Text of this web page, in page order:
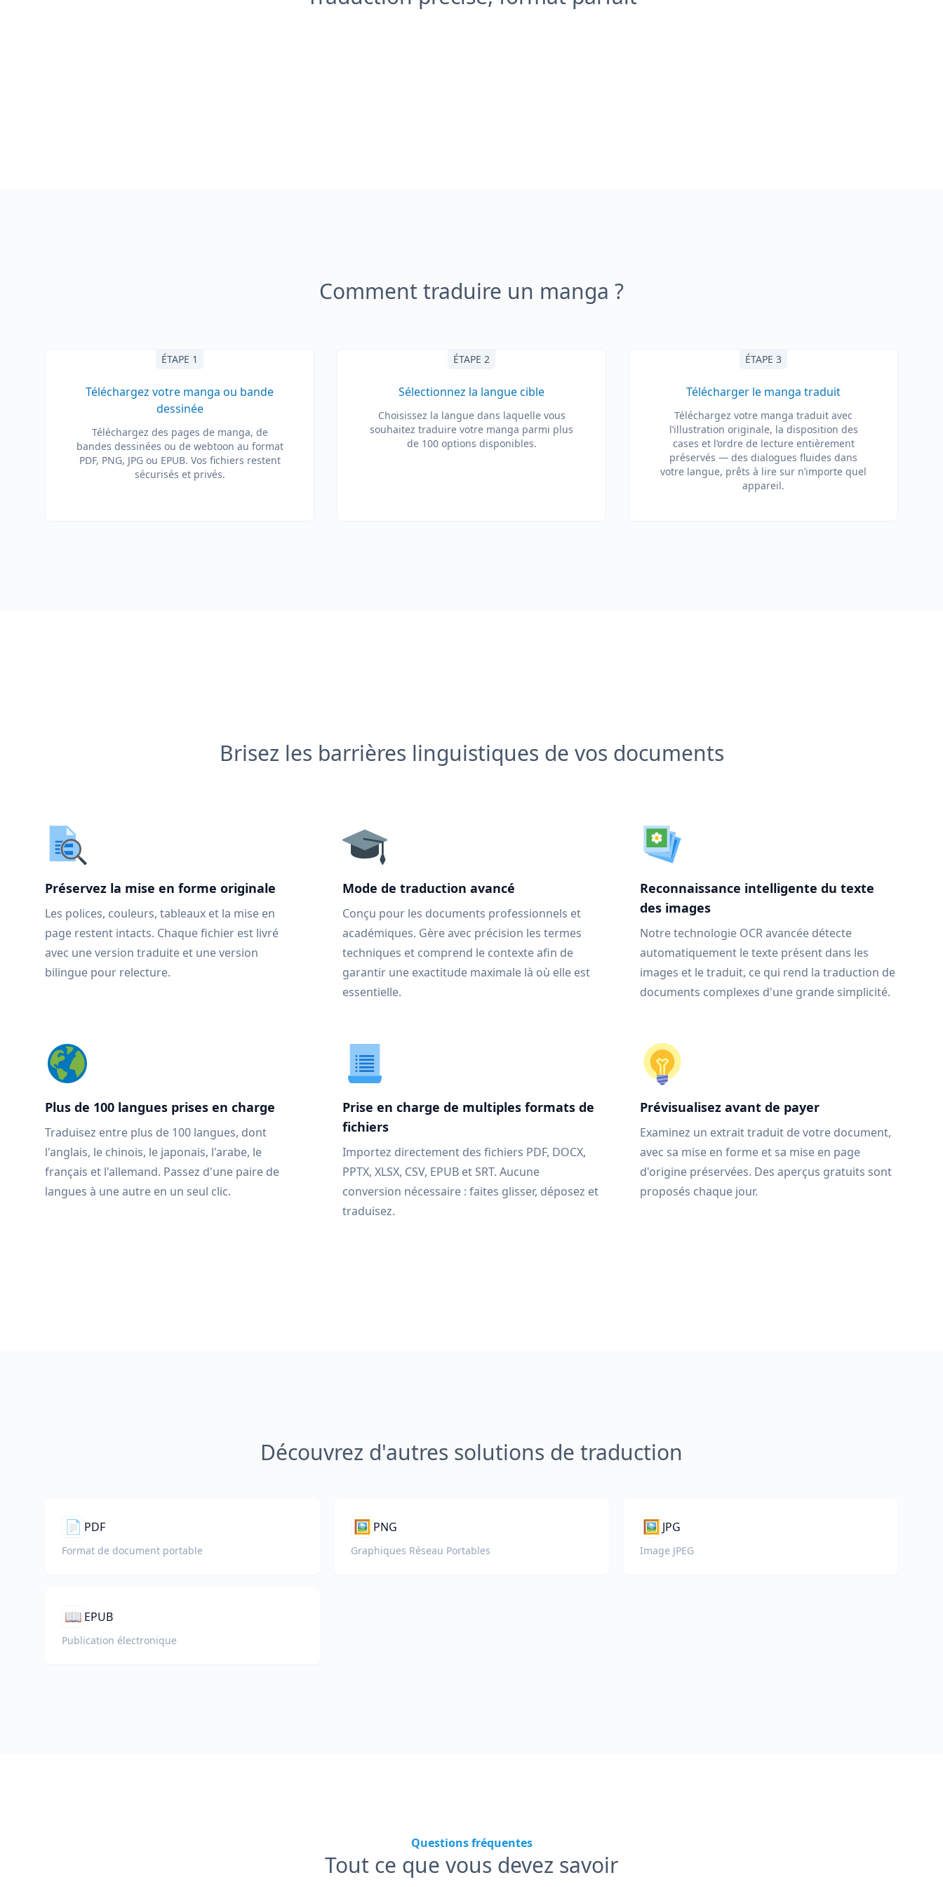
Comment traduire un manga ?
ÉTAPE 1
Téléchargez votre manga ou bande
dessinée
Téléchargez des pages de manga, de
bandes dessinées ou de webtoon au format
PDF, PNG, JPG ou EPUB. Vos fichiers restent
sécurisés et privés.
ÉTAPE 2
Sélectionnez la langue cible
Choisissez la langue dans laquelle vous
souhaitez traduire votre manga parmi plus
de 100 options disponibles.
ÉTAPE 3
Télécharger le manga traduit
Téléchargez votre manga traduit avec
l’illustration originale, la disposition des
cases et l’ordre de lecture entièrement
préservés — des dialogues fluides dans
votre langue, prêts à lire sur n’importe quel
appareil.
Brisez les barrières linguistiques de vos documents
Préservez la mise en forme originale
Les polices, couleurs, tableaux et la mise en
page restent intacts. Chaque fichier est livré
avec une version traduite et une version
bilingue pour relecture.
Mode de traduction avancé
Conçu pour les documents professionnels et
académiques. Gère avec précision les termes
techniques et comprend le contexte afin de
garantir une exactitude maximale là où elle est
essentielle.
Reconnaissance intelligente du texte
des images
Notre technologie OCR avancée détecte
automatiquement le texte présent dans les
images et le traduit, ce qui rend la traduction de
documents complexes d'une grande simplicité.
Plus de 100 langues prises en charge
Traduisez entre plus de 100 langues, dont
l'anglais, le chinois, le japonais, l'arabe, le
français et l'allemand. Passez d'une paire de
langues à une autre en un seul clic.
Prise en charge de multiples formats de
fichiers
Importez directement des fichiers PDF, DOCX,
PPTX, XLSX, CSV, EPUB et SRT. Aucune
conversion nécessaire : faites glisser, déposez et
traduisez.
Prévisualisez avant de payer
Examinez un extrait traduit de votre document,
avec sa mise en forme et sa mise en page
d'origine préservées. Des aperçus gratuits sont
proposés chaque jour.
Découvrez d'autres solutions de traduction
📄 PDF
Format de document portable
🖼️ PNG
Graphiques Réseau Portables
🖼️ JPG
Image JPEG
📖 EPUB
Publication électronique
Questions fréquentes
Tout ce que vous devez savoir